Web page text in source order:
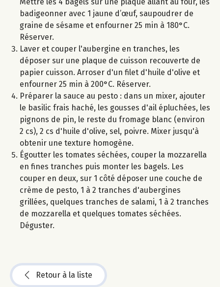
Mettre les 4 bagels sur une plaque allant au four, les
badigeonner avec 1 jaune d’œuf, saupoudrer de
graine de sésame et enfourner 25 min à 180°C.
Réserver.
Laver et couper l'aubergine en tranches, les
déposer sur une plaque de cuisson recouverte de
papier cuisson. Arroser d'un filet d'huile d'olive et
enfourner 25 min à 200°C. Réserver.
Préparer la sauce au pesto : dans un mixer, ajouter
le basilic frais haché, les gousses d'ail épluchées, les
pignons de pin, le reste du fromage blanc (environ
2 cs), 2 cs d'huile d'olive, sel, poivre. Mixer jusqu'à
obtenir une texture homogène.
Égoutter les tomates séchées, couper la mozzarella
en fines tranches puis monter les bagels. Les
couper en deux, sur 1 côté déposer une couche de
crème de pesto, 1 à 2 tranches d'aubergines
grillées, quelques tranches de salami, 1 à 2 tranches
de mozzarella et quelques tomates séchées.
Déguster.
Retour à la liste